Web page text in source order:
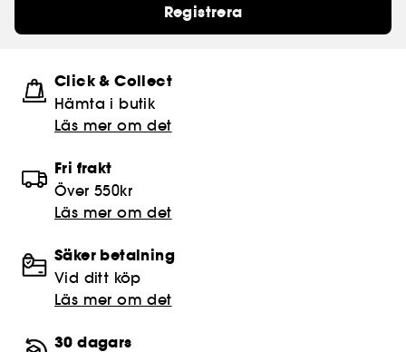
Registrera
Click & Collect
Hämta i butik​
Läs mer om det
Fri frakt
Över 550kr
Läs mer om det
Säker betalning
Vid ditt köp
Läs mer om det
30 dagars